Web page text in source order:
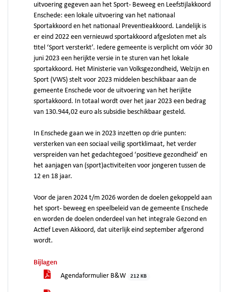
uitvoering gegeven aan het Sport- Beweeg en Leefstijlakkoord
Enschede: een lokale uitvoering van het nationaal
Sportakkoord en het nationaal Preventieakkoord. Landelijk is
er eind 2022 een vernieuwd sportakkoord afgesloten met als
titel ‘Sport versterkt’. Iedere gemeente is verplicht om vóór 30
juni 2023 een herijkte versie in te sturen van het lokale
sportakkoord. Het Ministerie van Volksgezondheid, Welzijn en
Sport (VWS) stelt voor 2023 middelen beschikbaar aan de
gemeente Enschede voor de uitvoering van het herijkte
sportakkoord. In totaal wordt over het jaar 2023 een bedrag
van 130.944,02 euro als subsidie beschikbaar gesteld.
In Enschede gaan we in 2023 inzetten op drie punten:
versterken van een sociaal veilig sportklimaat, het verder
verspreiden van het gedachtegoed ‘positieve gezondheid’ en
het aanjagen van (sport)activiteiten voor jongeren tussen de
12 en 18 jaar.
Voor de jaren 2024 t/m 2026 worden de doelen gekoppeld aan
het sport- beweeg en speelbeleid van de gemeente Enschede
en worden de doelen onderdeel van het integrale Gezond en
Actief Leven Akkoord, dat uiterlijk eind september afgerond
wordt.
Bijlagen
Agendaformulier B&W
212 KB